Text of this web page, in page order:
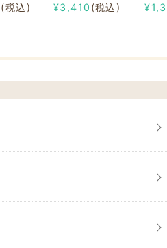
(税込)
¥3,410 (税込)